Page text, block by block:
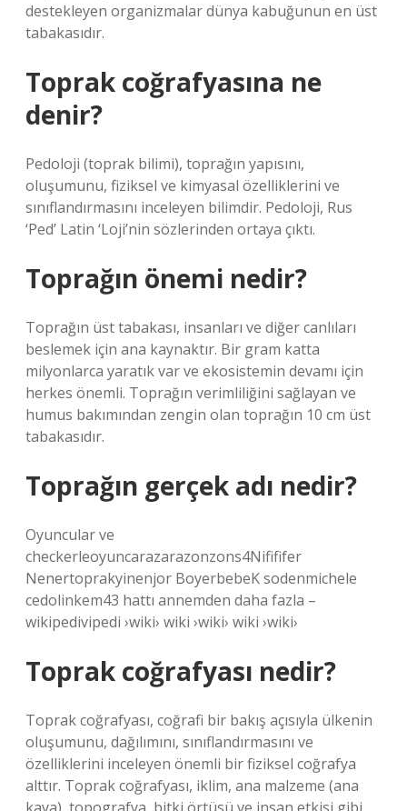
destekleyen organizmalar dünya kabuğunun en üst
tabakasıdır.
Toprak coğrafyasına ne
denir?
Pedoloji (toprak bilimi), toprağın yapısını,
oluşumunu, fiziksel ve kimyasal özelliklerini ve
sınıflandırmasını inceleyen bilimdir. Pedoloji, Rus
‘Ped’ Latin ‘Loji’nin sözlerinden ortaya çıktı.
Toprağın önemi nedir?
Toprağın üst tabakası, insanları ve diğer canlıları
beslemek için ana kaynaktır. Bir gram katta
milyonlarca yaratık var ve ekosistemin devamı için
herkes önemli. Toprağın verimliliğini sağlayan ve
humus bakımından zengin olan toprağın 10 cm üst
tabakasıdır.
Toprağın gerçek adı nedir?
Oyuncular ve
checkerleoyuncarazarazonzons4Nifififer
Nenertoprakyinenjor BoyerbebeK sodenmichele
cedolinkem43 hattı annemden daha fazla –
wikipedivipedi ›wiki› wiki ›wiki› wiki ›wiki›
Toprak coğrafyası nedir?
Toprak coğrafyası, coğrafi bir bakış açısıyla ülkenin
oluşumunu, dağılımını, sınıflandırmasını ve
özelliklerini inceleyen önemli bir fiziksel coğrafya
alttır. Toprak coğrafyası, iklim, ana malzeme (ana